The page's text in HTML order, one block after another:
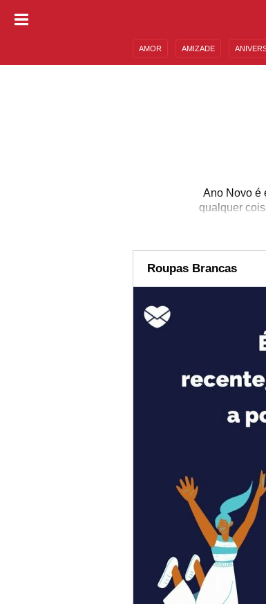
AMOR AMIZADE
Ano Novo é
qualquer
cores de
quem nunca
você quer
Roupas Brancas